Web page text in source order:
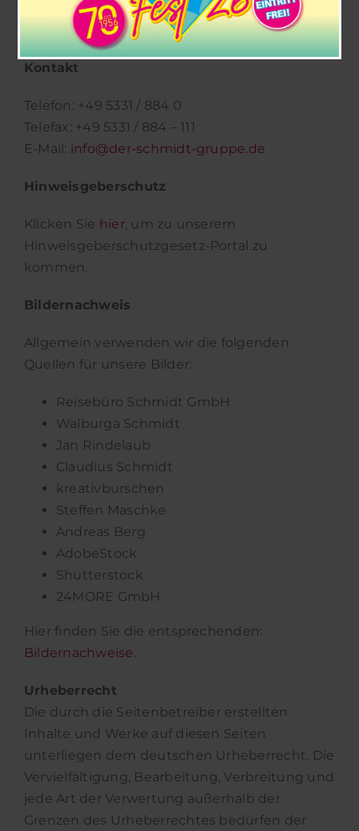
Vertreten durch Geschäftsführer:
Philipp Cantauw, Georg Wilhelm Schmidt
Kontakt
Telefon: +49 5331 / 884 0
Telefax: +49 5331 / 884 – 111
E-Mail: info@der-schmidt-gruppe.de
Hinweisgeberschutz
Klicken Sie hier, um zu unserem
Hinweisgeberschutzgesetz-Portal zu
kommen.
Bildernachweis
Allgemein verwenden wir die folgenden
Quellen für unsere Bilder:
Reisebüro Schmidt GmbH
Walburga Schmidt
Jan Rindelaub
Claudius Schmidt
kreativburschen
Steffen Maschke
Andreas Berg
AdobeStock
Shutterstock
24MORE GmbH
Hier finden Sie die entsprechenden:
Bildernachweise.
Urheberrecht
Die durch die Seitenbetreiber erstellten
Inhalte und Werke auf diesen Seiten
unterliegen dem deutschen Urheberrecht. Die
Vervielfältigung, Bearbeitung, Verbreitung und
jede Art der Verwertung außerhalb der
Grenzen des Urheberrechtes bedürfen der